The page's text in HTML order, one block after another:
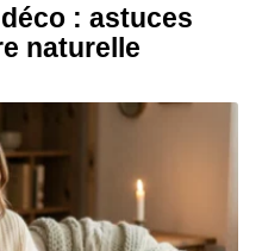
: astuces
naturelle